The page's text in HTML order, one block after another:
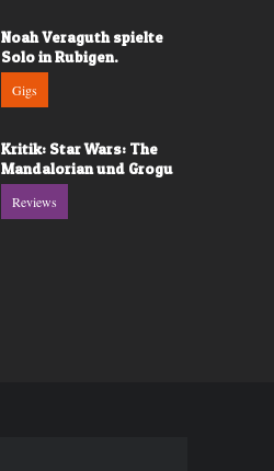
Noah Veraguth spielte
Solo in Rubigen.
Gigs
Kritik: Star Wars: The
Mandalorian und Grogu
Reviews